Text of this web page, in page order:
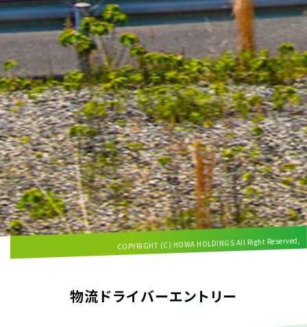
COPYRIGHT (C) HOWA HOLDINGS All Right Reserved,
物流ドライバーエントリー